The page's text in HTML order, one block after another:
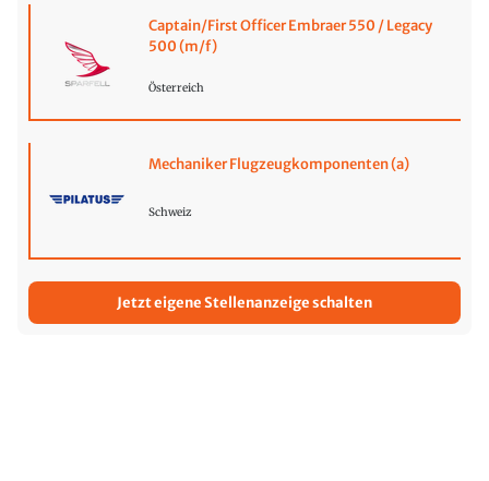
Captain/First Officer Embraer 550 / Legacy
500 (m/f)
Österreich
Mechaniker Flugzeugkomponenten (a)
Schweiz
Jetzt eigene Stellenanzeige schalten